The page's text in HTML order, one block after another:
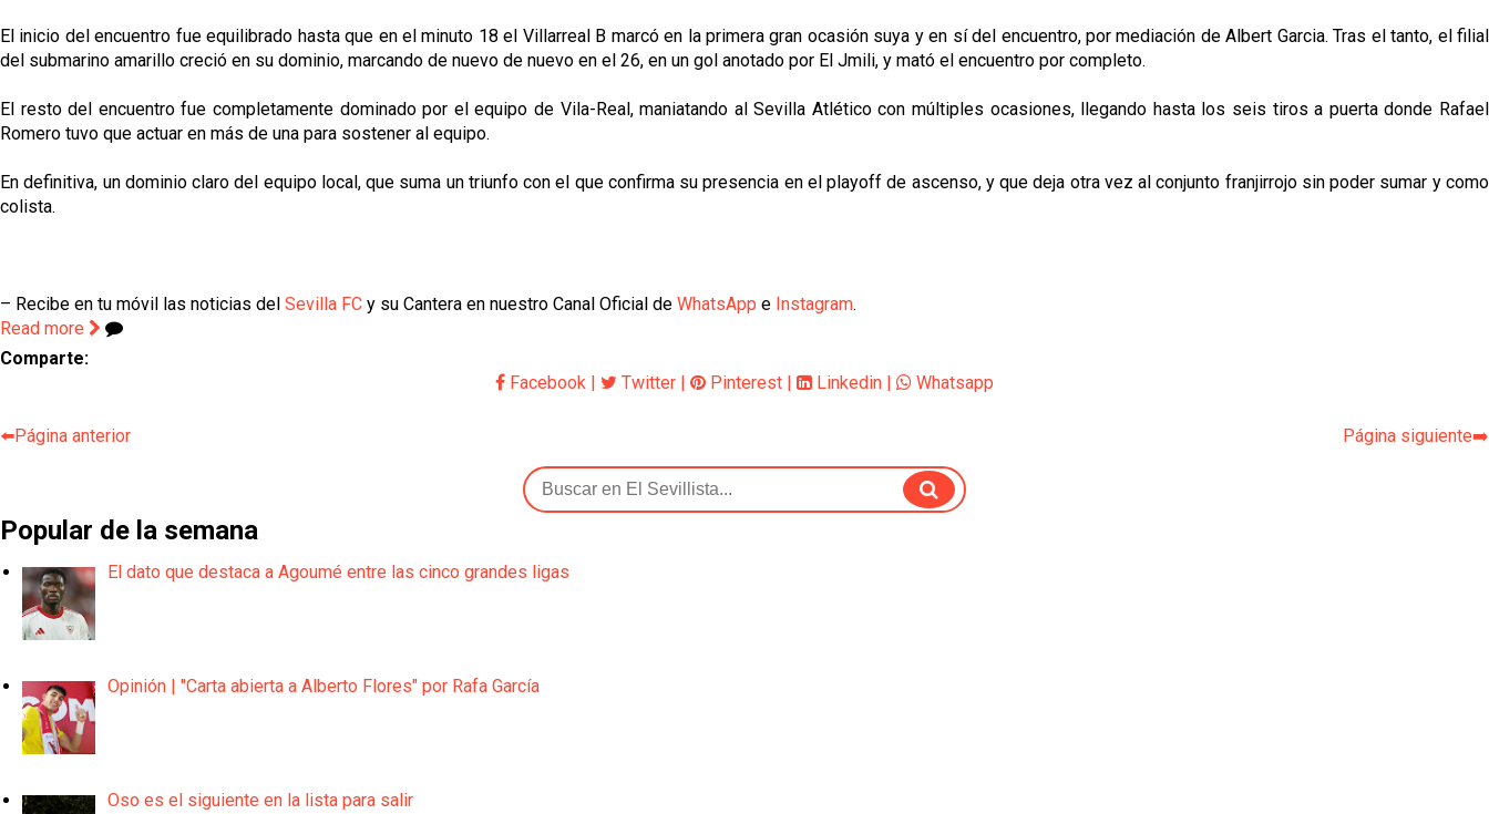
El inicio del encuentro fue equilibrado hasta que en el minuto 18 el Villarreal B marcó en la primera gran ocasión suya y en sí del encuentro, por mediación de Albert Garcia. Tras el tanto, el filial
del submarino amarillo creció en su dominio, marcando de nuevo de nuevo en el 26, en un gol anotado por El Jmili, y mató el encuentro por completo.
El resto del encuentro fue completamente dominado por el equipo de Vila-Real, maniatando al Sevilla Atlético con múltiples ocasiones, llegando hasta los seis tiros a puerta donde Rafael
Romero tuvo que actuar en más de una para sostener al equipo.
En definitiva, un dominio claro del equipo local, que suma un triunfo con el que confirma su presencia en el playoff de ascenso, y que deja otra vez al conjunto franjirrojo sin poder sumar y como
colista.
– Recibe en tu móvil las noticias del Sevilla FC y su Cantera en nuestro Canal Oficial de WhatsApp e Instagram.
Read more
Comparte:
Facebook | Twitter | Pinterest | Linkedin | Whatsapp
⬅️Página anterior Página siguiente➡️
Popular de la semana
El dato que destaca a Agoumé entre las cinco grandes ligas
Opinión | "Carta abierta a Alberto Flores" por Rafa García
Oso es el siguiente en la lista para salir